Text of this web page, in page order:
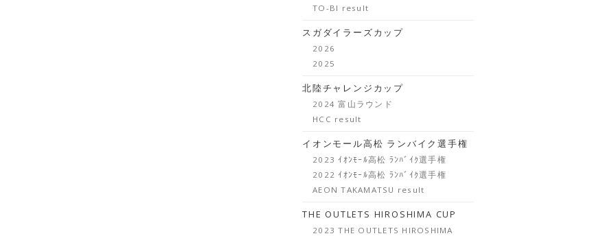
TO-BI result
スガダイラーズカップ
2026
2025
北陸チャレンジカップ
2024 富山ラウンド
HCC result
イオンモール高松 ランバイク選手権
2023 ｲｵﾝﾓｰﾙ高松 ﾗﾝﾊﾞｲｸ選手権
2022 ｲｵﾝﾓｰﾙ高松 ﾗﾝﾊﾞｲｸ選手権
AEON TAKAMATSU result
THE OUTLETS HIROSHIMA CUP
2023 THE OUTLETS HIROSHIMA